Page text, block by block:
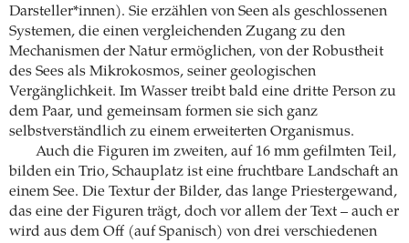
Darsteller*innen). Sie erzählen von Seen als geschlossenen
Systemen, die einen vergleichenden Zugang zu den
Mechanismen der Natur ermöglichen, von der Robustheit
des Sees als Mikrokosmos, seiner geologischen
Vergänglichkeit. Im Wasser treibt bald eine dritte Person zu
dem Paar, und gemeinsam formen sie sich ganz
selbstverständlich zu einem erweiterten Organismus.
Auch die Figuren im zweiten, auf 16 mm gefilmten Teil,
bilden ein Trio, Schauplatz ist eine fruchtbare Landschaft an
einem See. Die Textur der Bilder, das lange Priestergewand,
das eine der Figuren trägt, doch vor allem der Text – auch er
wird aus dem Off (auf Spanisch) von drei verschiedenen